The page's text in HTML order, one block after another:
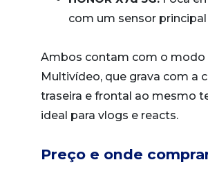
com um sensor
Ambos contam com o modo
Multivídeo, que grava com a
traseira e frontal ao mesmo
ideal para vlogs e reacts.
Preço e onde